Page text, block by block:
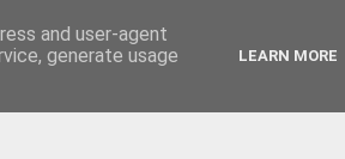
and user-agent
generate usage
LEARN MORE